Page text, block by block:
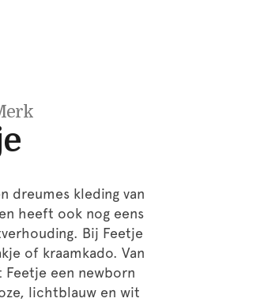
dreumes kleding van
heeft ook nog eens
Bij Feetje
of kraamkado. Van
een newborn
lichtblauw en wit